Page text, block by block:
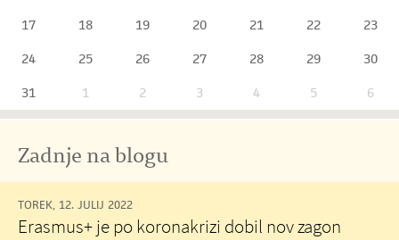
17
18 19 20 21 22
23
24
25 26 27 28 29
30
31
1 2 3 4 5 6
Zadnje na blogu
TOREK, 12. JULIJ 2022
Erasmus+ je po koronakrizi dobil nov zagon